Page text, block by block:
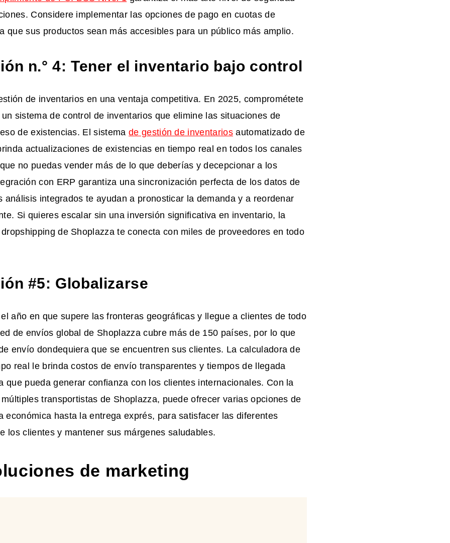
Considere implementar las opciones de pago en cuotas de
que sus productos sean más accesibles para un público más amplio.
n.° 4: Tener el inventario bajo control
de inventarios en una ventaja competitiva. En 2025, comprométete
sistema de control de inventarios que elimine las situaciones de
de existencias. El sistema de gestión de inventariosautomatizado de
actualizaciones de existencias en tiempo real en todos los canales
no puedas vender más de lo que deberías y decepcionar a los
con ERP garantiza una sincronización perfecta de los datos de
análisis integrados te ayudan a pronosticar la demanda y a reordenar
Si quieres escalar sin una inversión significativa en inventario, la
de Shoplazza te conecta con miles de proveedores en todo
#5: Globalizarse
año en que supere las fronteras geográficas y llegue a clientes de todo
de envíos global de Shoplazza cubre más de 150 países, por lo que
envío dondequiera que se encuentren sus clientes. La calculadora de
real le brinda costos de envío transparentes y tiempos de llegada
que pueda generar confianza con los clientes internacionales. Con la
transportistas de Shoplazza, puede ofrecer varias opciones de
económica hasta la entrega exprés, para satisfacer las diferentes
los clientes y mantener sus márgenes saludables.
de marketing